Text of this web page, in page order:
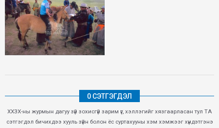
0 СЭТГЭГДЭЛ
ХХЗХ-ны журмын дагуу зүй зохисгүй зарим үг, хэллэгийг хязгаарласан тул ТА
сэтгэгдэл бичихдээ хууль зүйн болон ёс суртахууны хэм хэмжээг хүндэтгэнэ